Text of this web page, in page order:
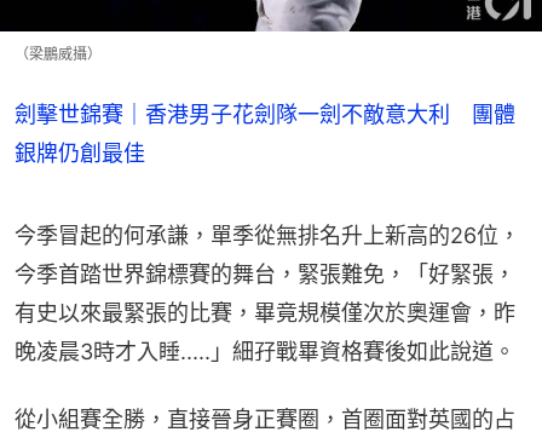
（梁鵬威攝）
劍擊世錦賽｜香港男子花劍隊一劍不敵意大利 團體
銀牌仍創最佳
今季冒起的何承謙，單季從無排名升上新高的26位，
今季首踏世界錦標賽的舞台，緊張難免，「好緊張，
有史以來最緊張的比賽，畢竟規模僅次於奧運會，昨
晚凌晨3時才入睡.....」細孖戰畢資格賽後如此說道。
從小組賽全勝，直接晉身正賽圈，首圈面對英國的占